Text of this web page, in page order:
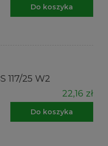
Do koszyka
117/25 W2
22,16 zł
Do koszyka